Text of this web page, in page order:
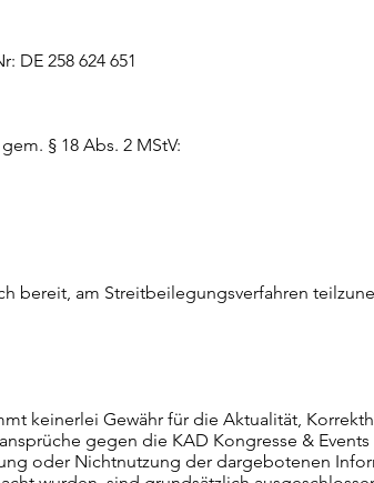
DE 258 624 651
§ 18 Abs. 2 MStV:
bereit, am Streitbeilegungsverfahren
keinerlei Gewähr für die Aktualität,
gegen die KAD Kongresse &
oder Nichtnutzung der dargebotenen